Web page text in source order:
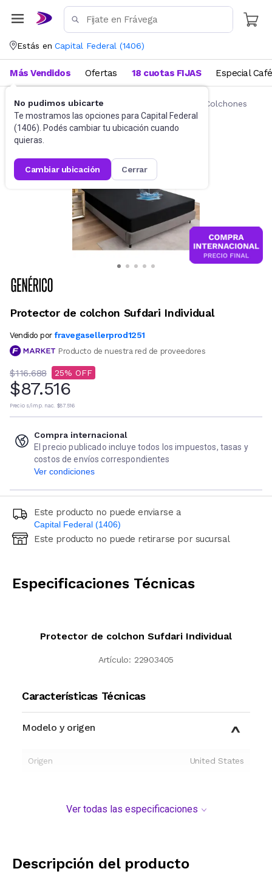
Estás en Capital Federal (1406)
No pudimos ubicarte
Te mostramos las opciones para Capital Federal
(1406). Podés cambiar tu ubicación cuando
quieras.
cambiar ubicación cerrar
Más Vendidos Ofertas 18 cuotas FIJAS Especial Café
Ropa de cama Fundas y Protectores para Colchones
Protector de colchon Sufdari Individual
Vendido por fravegasellerprod1251
Producto de nuestra red de proveedores
$116.688 25
$87.516
Precio s/imp. nac. $87.516
Compra internacional
El precio publicado incluye todos los impuestos, tasas y
costos de envíos correspondientes
Ver condiciones
Este producto no puede enviarse a
Capital Federal (1406)
Ingresá código postal (sólo números)
Este producto no puede retirarse por sucursal
Especificaciones Técnicas
Protector de colchon Sufdari Individual
Artículo: 22903405
Características Técnicas
Modelo y origen
Origen United States
Ver todas las especificaciones
Descripción del producto